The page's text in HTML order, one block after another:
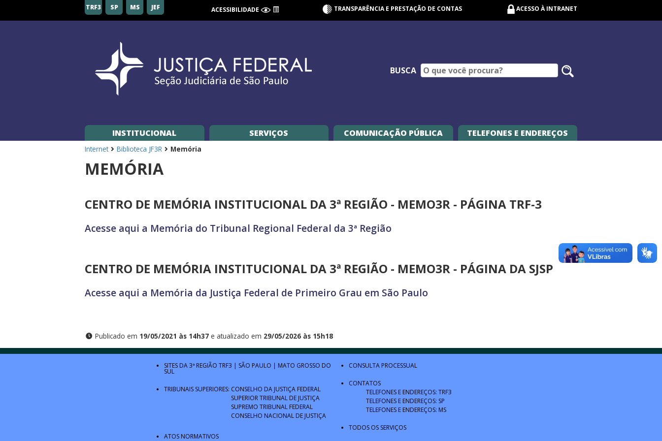
de
TRF3 SP MS JEF ACESSIBILIDADE TRANSPARÊNCIA E PRESTAÇÃO DE CONTAS ACESSO À INTRANET
BUSCA
INSTITUCIONAL SERVIÇOS COMUNICAÇÃO PÚBLICA TELEFONES E ENDEREÇOS
Internet Biblioteca JF3R Memória
MEMÓRIA
CENTRO DE MEMÓRIA INSTITUCIONAL DA 3ª REGIÃO - MEMO3R - PÁGINA TRF-3
Acesse aqui a Memória do Tribunal Regional Federal da 3ª Região
CENTRO DE MEMÓRIA INSTITUCIONAL DA 3ª REGIÃO - MEMO3R - PÁGINA DA SJSP
Acesse aqui a Memória da Justiça Federal de Primeiro Grau em São Paulo
Publicado em 19/05/2021 às 14h37 e atualizado em 29/05/2026 às 15h18
SITES DA 3ª REGIÃO TRF3 | SÃO PAULO | MATO GROSSO DO
SUL
TRIBUNAIS SUPERIORES: CONSELHO DA JUSTIÇA FEDERAL
SUPERIOR TRIBUNAL DE JUSTIÇA
SUPREMO TRIBUNAL FEDERAL
CONSELHO NACIONAL DE JUSTIÇA
ATOS NORMATIVOS
CONSULTA PROCESSUAL
CONTATOS
TELEFONES E ENDEREÇOS: TRF3
TELEFONES E ENDEREÇOS: SP
TELEFONES E ENDEREÇOS: MS
TODOS OS SERVIÇOS